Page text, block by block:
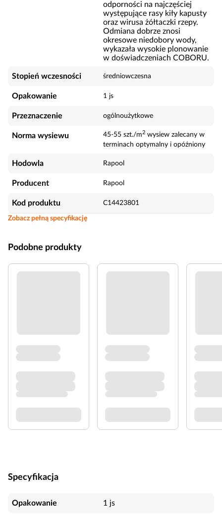
odporności na najczęściej
występujące rasy kiły kapusty
oraz wirusa żółtaczki rzepy.
Odmiana dobrze znosi
okresowe niedobory wody,
wykazała wysokie plonowanie
w doświadczeniach COBORU.
Stopień wczesności średniowczesna
Opakowanie 1 js
Przeznaczenie ogólnoużytkowe
Norma wysiewu 45-55 szt./m2 wysiew zalecany w
terminach optymalny i opóźniony
Hodowla Rapool
Producent Rapool
Kod produktu C14423801
Zobacz pełną specyfikację
Podobne produkty
Specyfikacja
Opakowanie 1 js